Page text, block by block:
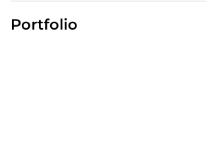
✓ Pages de vente orientées conversion
Portfolio